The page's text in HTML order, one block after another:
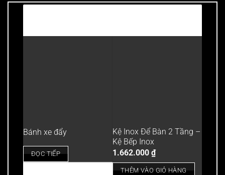
Bánh xe đẩy
ĐỌC TIẾP
Kệ Inox Để Bàn 2 Tầng –
Kệ Bếp Inox
1.662.000 ₫
THÊM VÀO GIỎ HÀNG